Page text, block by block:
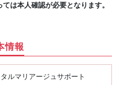
は本人確認が必要となります。
情報
ルマリアージュサポート